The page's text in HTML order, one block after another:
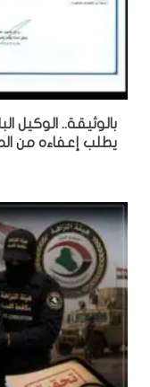
بالوثيقة.. الوكيل
يطلب إعفاءه من